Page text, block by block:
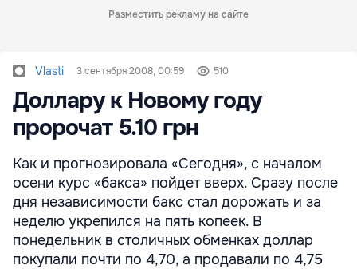
Разместить рекламу на сайте
Vlasti 3 сентября 2008, 00:59 510
Доллару к Новому году
пророчат 5.10 грн
Как и прогнозировала «Сегодня», с началом
осени курс «бакса» пойдет вверх. Сразу после
дня независимости бакс стал дорожать и за
неделю укрепился на пять копеек. В
понедельник в столичных обменках доллар
покупали почти по 4,70, а продавали по 4,75